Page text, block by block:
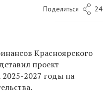
Поделиться 24
Красноярского
проект
2027 годы на